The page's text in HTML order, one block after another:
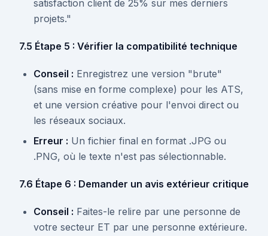
satisfaction client de 25% sur mes derniers
projets."
7.5 Étape 5 : Vérifier la compatibilité technique
Conseil : Enregistrez une version "brute"
(sans mise en forme complexe) pour les ATS,
et une version créative pour l'envoi direct ou
les réseaux sociaux.
Erreur : Un fichier final en format .JPG ou
.PNG, où le texte n'est pas sélectionnable.
7.6 Étape 6 : Demander un avis extérieur critique
Conseil : Faites-le relire par une personne de
votre secteur ET par une personne extérieure.